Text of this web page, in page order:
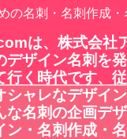
の名刺・名刺作成
は、株式会社
デザイン名刺を
行く時代です、
シャレなデザイ
な名刺の企画デ
ン・名刺作成・